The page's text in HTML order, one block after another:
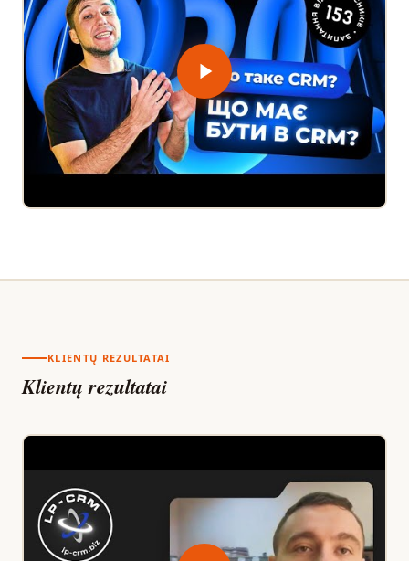
KLIENTŲ REZULTATAI
Klientų rezultatai